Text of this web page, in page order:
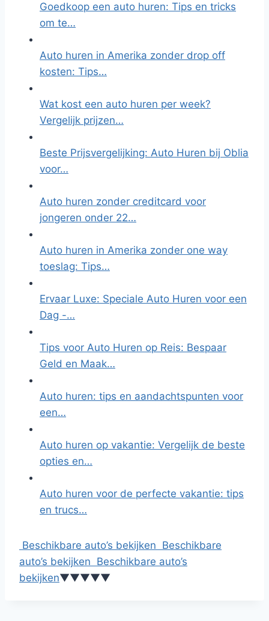
Goedkoop een auto huren: Tips en tricks
om te…
Auto huren in Amerika zonder drop off
kosten: Tips…
Wat kost een auto huren per week?
Vergelijk prijzen…
Beste Prijsvergelijking: Auto Huren bij Oblia
voor…
Auto huren zonder creditcard voor
jongeren onder 22…
Auto huren in Amerika zonder one way
toeslag: Tips…
Ervaar Luxe: Speciale Auto Huren voor een
Dag -…
Tips voor Auto Huren op Reis: Bespaar
Geld en Maak…
Auto huren: tips en aandachtspunten voor
een…
Auto huren op vakantie: Vergelijk de beste
opties en…
Auto huren voor de perfecte vakantie: tips
en trucs…
Beschikbare auto’s bekijken Beschikbare
auto’s bekijken Beschikbare auto’s
bekijken▼▼▼▼▼